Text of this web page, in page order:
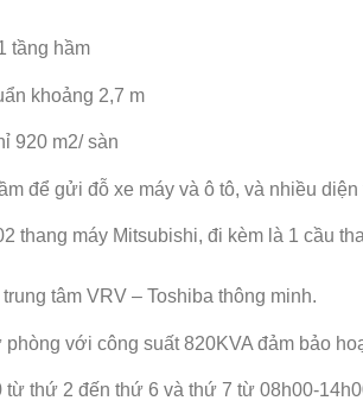
tầng hầm
khoảng 2,7 m
920 m2/ sàn
để gửi đỗ xe máy và ô tô, và nhiều
thang máy Mitsubishi, đi kèm là 1 cầu
tâm VRV – Toshiba thông minh.
phòng với công suất 820KVA đảm bảo
từ thứ 2 đến thứ 6 và thứ 7 từ 08h00-